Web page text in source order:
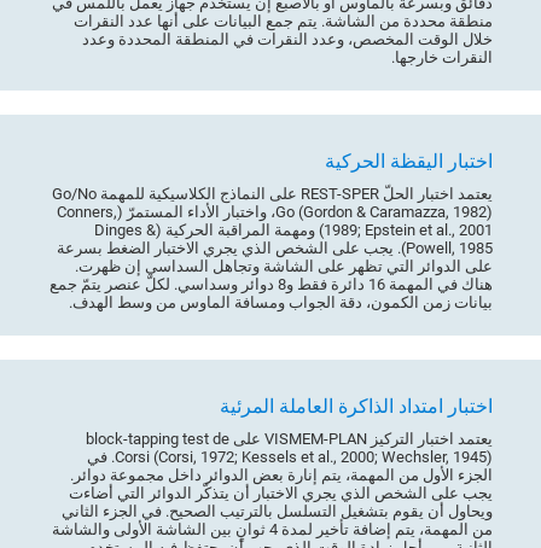
منطقة محددة من الشاشة. يتم جمع البيانات على أنها عدد النقرات
خلال الوقت المخصص، وعدد النقرات في المنطقة المحددة وعدد
النقرات خارجها.
اختبار اليقظة الحركية
يعتمد اختبار الحلّ REST-SPER على النماذج الكلاسيكية للمهمة Go/No
Go (Gordon & Caramazza, 1982)، واختبار الأداء المستمرّ (Conners,
1989; Epstein et al., 2001) ومهمة المراقبة الحركية (Dinges &
Powell, 1985). يجب على الشخص الذي يجري الاختبار الضغط بسرعة
على الدوائر التي تظهر على الشاشة وتجاهل السداسي إن ظهرت.
هناك في المهمة 16 دائرة فقط و8 دوائر وسداسي. لكلّ عنصر يتمّ جمع
بيانات زمن الكمون، دقة الجواب ومسافة الماوس من وسط الهدف.
اختبار امتداد الذاكرة العاملة المرئية
يعتمد اختبار التركيز VISMEM-PLAN على block-tapping test de
Corsi (Corsi, 1972; Kessels et al., 2000; Wechsler, 1945). في
الجزء الأول من المهمة، يتم إنارة بعض الدوائر داخل مجموعة دوائر.
يجب على الشخص الذي يجري الاختبار أن يتذكّر الدوائر التي أضاءت
ويحاول أن يقوم بتشغيل التسلسل بالترتيب الصحيح. في الجزء الثاني
من المهمة، يتم إضافة تأخير لمدة 4 ثوانٍ بين الشاشة الأولى والشاشة